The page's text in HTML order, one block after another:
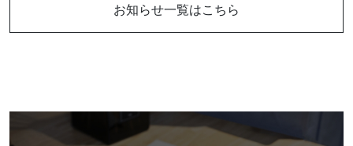
お知らせ一覧はこちら